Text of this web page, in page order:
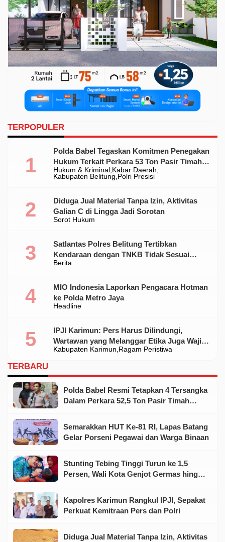
TERPOPULER
Hukum & Kriminal Kabar Daerah
Kabupaten Belitung Polri Presisi
Polda Babel Tegaskan Komitmen Penegakan
Hukum Terkait Perkara 53 Ton Pasir Timah
Ilegal Di Belitung
Sorot Hukum
Diduga Jual Material Tanpa Izin, Aktivitas
Galian C di Lingga Jadi Sorotan
Berita
Satlantas Polres Belitung Tertibkan
Kendaraan dengan TNKB Tidak Sesuai
Standar
Headline
MIO Indonesia Laporkan Pengacara Hotman
ke Polda Metro Jaya
Kabupaten Karimun Ragam Peristiwa
IPJI Karimun: Pers Harus Dilindungi,
Wartawan yang Melanggar Etika Juga Wajib
Dikoreksi
TERBARU
Polda Babel Resmi Tetapkan 4 Tersangka
Dalam Perkara 52,5 Ton Pasir Timah
Semarakkan HUT Ke-81 RI, Lapas Batang
Gelar Porseni Pegawai dan Warga Binaan
Stunting Tebing Tinggi Turun ke 1,5
Persen, Wali Kota Genjot Germas hingga
Kapolres Karimun Rangkul IPJI, Sepakat
Perkuat Kemitraan Pers dan Polri
Diduga Jual Material Tanpa Izin, Aktivitas